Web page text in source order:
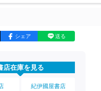
シェア 送る
店在庫を見る
紀伊國屋書店